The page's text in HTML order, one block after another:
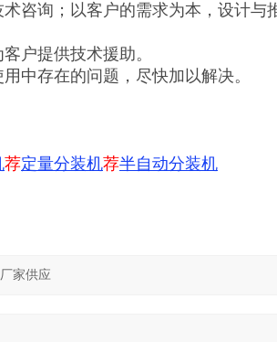
咨询；以客户的需求为本，设计与
户提供技术援助。
中存在的问题，尽快加以解决。
荐定量分装机荐半自动分装机